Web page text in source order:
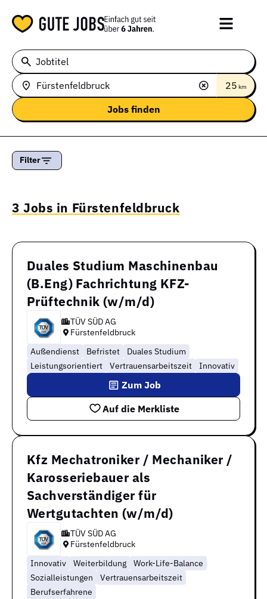
Jobtitel
25 km
Filter
3 Jobs in Fürstenfeldbruck
Duales Studium Maschinenbau
(B.Eng) Fachrichtung KFZ-
Prüftechnik (w/m/d)
TÜV SÜD AG
Fürstenfeldbruck
Außendienst
Befristet
Duales Studium
Leistungsorientiert
Vertrauensarbeitszeit Innovativ
Auf die Merkliste
Zum Job
Kfz Mechatroniker / Mechaniker /
Karosseriebauer als
Sachverständiger für
Wertgutachten (w/m/d)
TÜV SÜD AG
Fürstenfeldbruck
Innovativ
Weiterbildung
Work-Life-Balance
Sozialleistungen
Vertrauensarbeitszeit
Berufserfahrene